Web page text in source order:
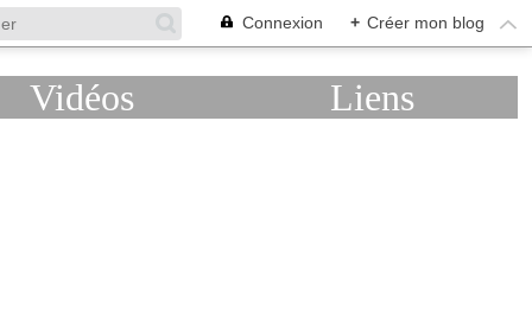
Connexion + Créer mon blog
Vidéos Liens